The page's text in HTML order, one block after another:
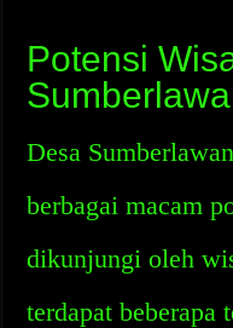
Potensi
Desa
berbagai macam
dikunjungi oleh
terdapat beberapa